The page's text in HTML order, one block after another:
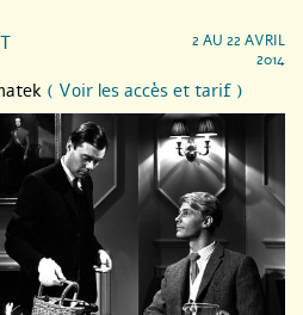
2 AU 22 AVRIL
2014
( Voir les accès et tarif )